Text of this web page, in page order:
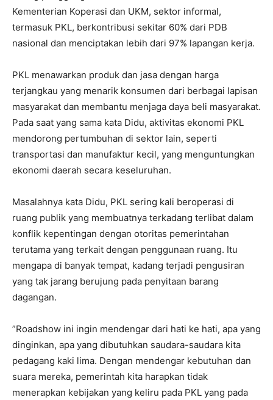
Kementerian Koperasi dan UKM, sektor informal,
termasuk PKL, berkontribusi sekitar 60% dari PDB
nasional dan menciptakan lebih dari 97% lapangan kerja.
PKL menawarkan produk dan jasa dengan harga
terjangkau yang menarik konsumen dari berbagai lapisan
masyarakat dan membantu menjaga daya beli masyarakat.
Pada saat yang sama kata Didu, aktivitas ekonomi PKL
mendorong pertumbuhan di sektor lain, seperti
transportasi dan manufaktur kecil, yang menguntungkan
ekonomi daerah secara keseluruhan.
Masalahnya kata Didu, PKL sering kali beroperasi di
ruang publik yang membuatnya terkadang terlibat dalam
konflik kepentingan dengan otoritas pemerintahan
terutama yang terkait dengan penggunaan ruang. Itu
mengapa di banyak tempat, kadang terjadi pengusiran
yang tak jarang berujung pada penyitaan barang
dagangan.
”Roadshow ini ingin mendengar dari hati ke hati, apa yang
dinginkan, apa yang dibutuhkan saudara-saudara kita
pedagang kaki lima. Dengan mendengar kebutuhan dan
suara mereka, pemerintah kita harapkan tidak
menerapkan kebijakan yang keliru pada PKL yang pada